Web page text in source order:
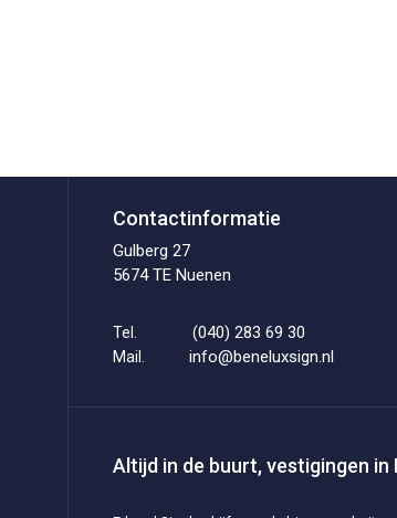
Contactinformatie
Gulberg 27
5674 TE Nuenen
Tel. (040) 283 69 30
Mail. info@beneluxsign.nl
Altijd in de buurt, vestigingen in